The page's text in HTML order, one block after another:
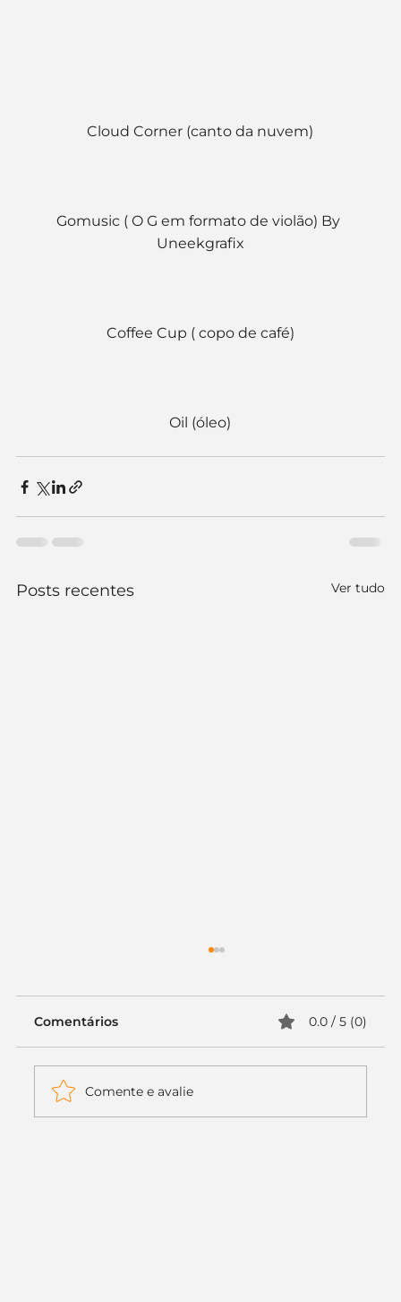
Cloud Corner (canto da nuvem)
Gomusic ( O G em formato de violão) By
Uneekgrafix
Coffee Cup ( copo de café)
Oil (óleo)
Posts recentes Ver tudo
Comentários 0.0 / 5 (0)
Comente e avalie